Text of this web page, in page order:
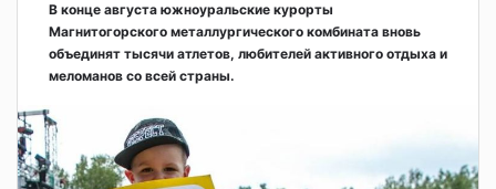
В конце августа южноуральские курорты
Магнитогорского металлургического комбината вновь
объединят тысячи атлетов, любителей активного отдыха и
меломанов со всей страны.